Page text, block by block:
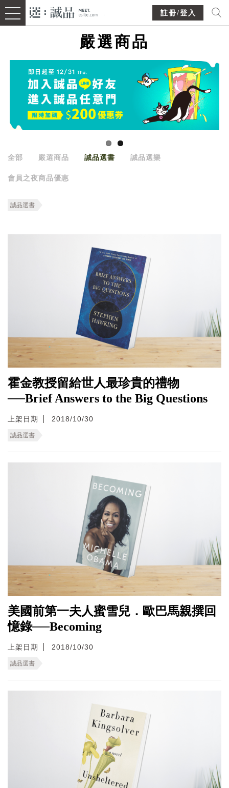
註冊/登入
嚴選商品
全部 嚴選商品 誠品選書 誠品選樂
會員之夜商品優惠
誠品選書
霍金教授留給世人最珍貴的禮物
──Brief Answers to the Big Questions
上架日期 2018/10/30
誠品選書
美國前第一夫人蜜雪兒．歐巴馬親撰回
憶錄──Becoming
上架日期 2018/10/30
誠品選書